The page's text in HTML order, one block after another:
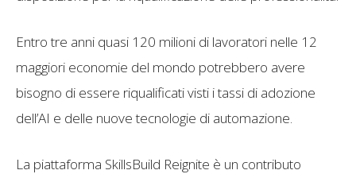
Entro tre anni quasi 120 milioni di lavoratori nelle 12
maggiori economie del mondo potrebbero avere
bisogno di essere riqualificati visti i tassi di adozione
dell’AI e delle nuove tecnologie di automazione.
La piattaforma SkillsBuild Reignite è un contributo